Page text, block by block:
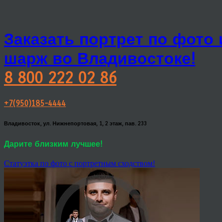
Заказать портрет по фото
шарж во Владивостоке!
8 800 222 02 86
+7(950)185-4444
Владивосток, ул. Нижнепортовая, 1, 2 этаж, пав. 233
Дарите близким лучшее!
Статуэтка по фото с портретным сходством!